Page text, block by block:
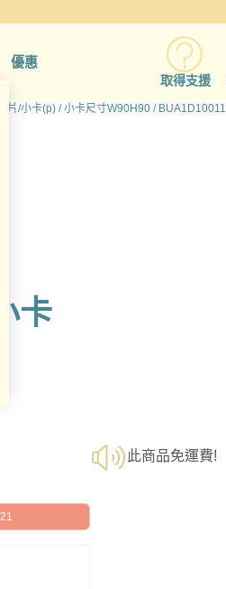
優惠
取得支援
名片/小卡(p) /小卡尺寸W90H90 / BUA1D10011
卡
此商品免運費!